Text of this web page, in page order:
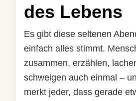
des Lebens
Es gibt diese seltenen
einfach alles stimmt.
zusammen, erzählen,
schweigen auch einmal –
merkt jeder, dass gerade